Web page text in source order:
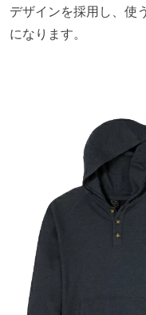
デザインを採用し、使
になります。